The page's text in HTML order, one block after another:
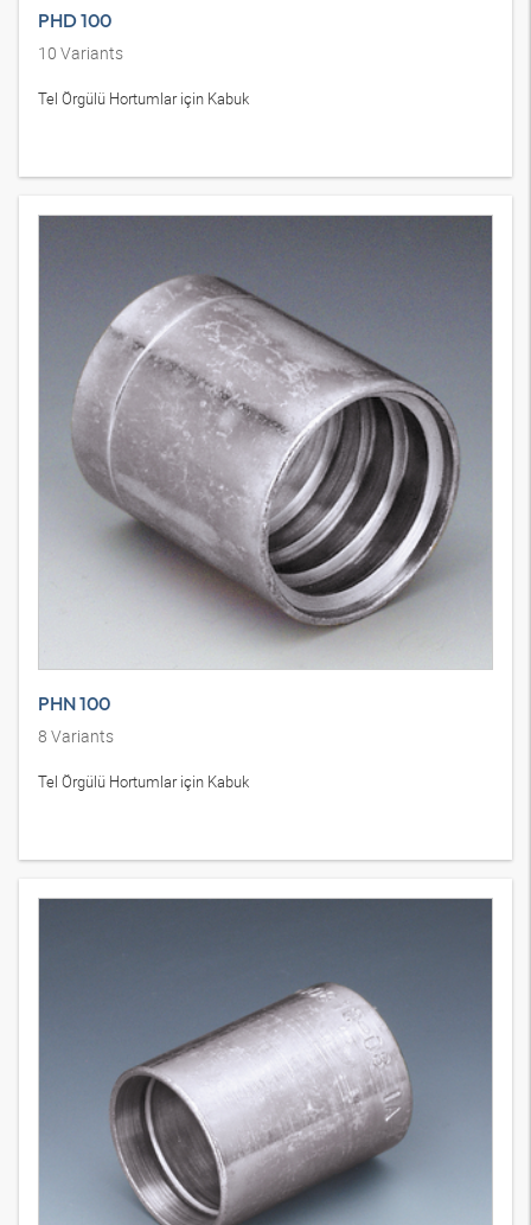
PHD 100
10 Variants
Tel Örgülü Hortumlar için Kabuk
PHN 100
8 Variants
Tel Örgülü Hortumlar için Kabuk